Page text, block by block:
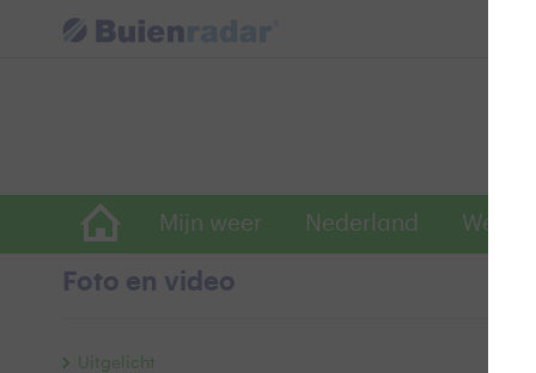
Mijn weer Nederland
Foto en video
Uitgelicht